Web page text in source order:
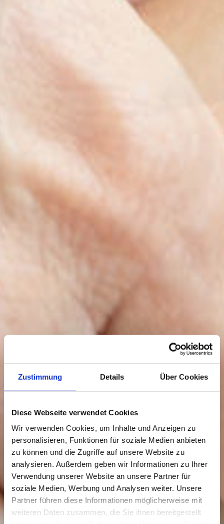
Zustimmung Details Über Cookies
Diese Webseite verwendet Cookies
Wir verwenden Cookies, um Inhalte und Anzeigen zu
personalisieren, Funktionen für soziale Medien anbieten
zu können und die Zugriffe auf unsere Website zu
analysieren. Außerdem geben wir Informationen zu Ihrer
Verwendung unserer Website an unsere Partner für
soziale Medien, Werbung und Analysen weiter. Unsere
Partner führen diese Informationen möglicherweise mit
weiteren Daten zusammen, die Sie ihnen bereitgestellt